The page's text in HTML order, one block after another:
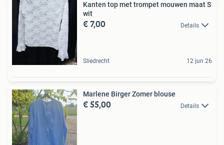
Kanten top met trompet mouwen maat S
wit
€ 7,00 Details
Sliedrecht 12 jun 26
Marlene Birger Zomer blouse
€ 55,00 Details